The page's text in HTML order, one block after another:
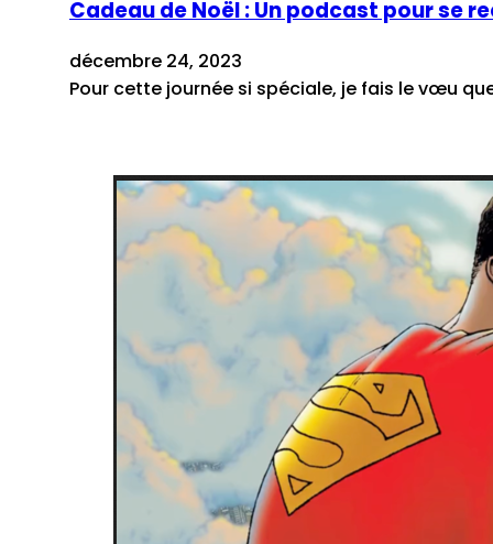
Cadeau de Noël : Un podcast pour se
décembre 24, 2023
Pour cette journée si spéciale, je fais le vœu